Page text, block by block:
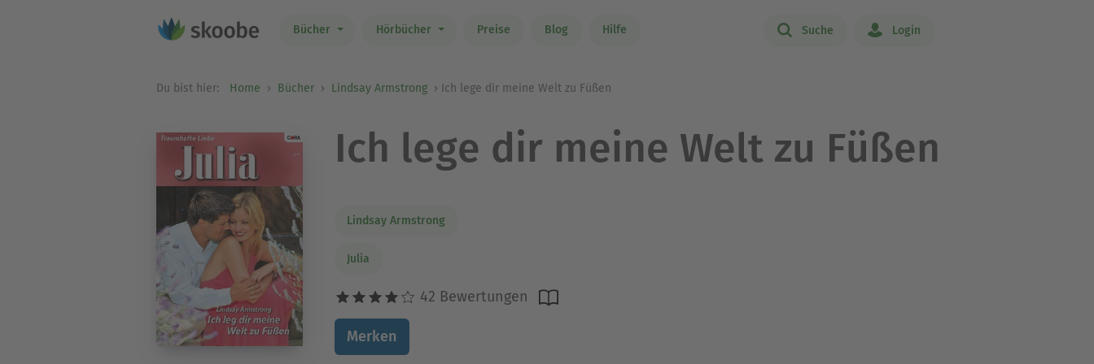
Bücher Hörbücher Preise Blog Hilfe Suche Login
Du bist hier: Home Bücher Lindsay Armstrong Ich lege dir meine Welt zu Füßen
Ich lege dir meine Welt zu Füßen
Lindsay Armstrong
Julia
42 Bewertungen
Merken